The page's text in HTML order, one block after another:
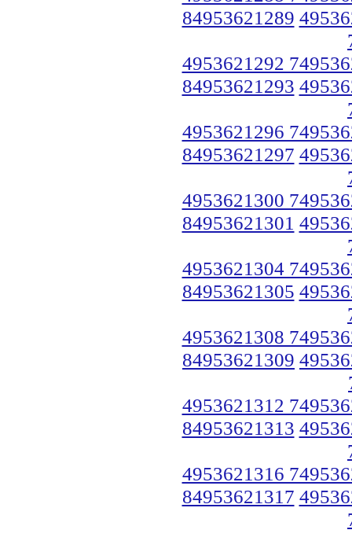
84953621289
4953621292
84953621293
4953621296
84953621297
4953621300
84953621301
4953621304
84953621305
4953621308
84953621309
4953621312
84953621313
4953621316
84953621317